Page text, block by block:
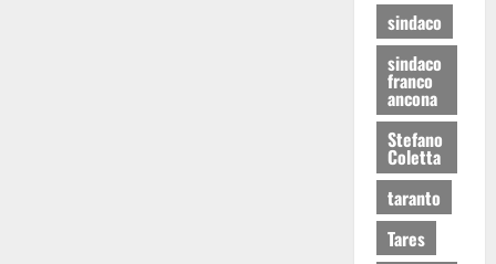
sindaco
sindaco
franco
ancona
Stefano
Coletta
taranto
Tares